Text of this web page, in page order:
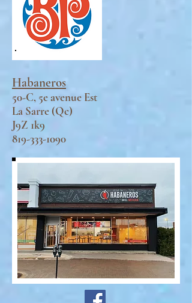
Habaneros
50-C, 5e avenue Est
La Sarre (Qc)
J9Z 1k9
819-333-1090